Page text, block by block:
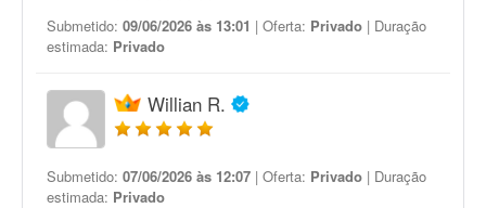
Submetido: 09/06/2026 às 13:01 | Oferta: Privado | Duração
estimada: Privado
Willian R.
Submetido: 07/06/2026 às 12:07 | Oferta: Privado | Duração
estimada: Privado